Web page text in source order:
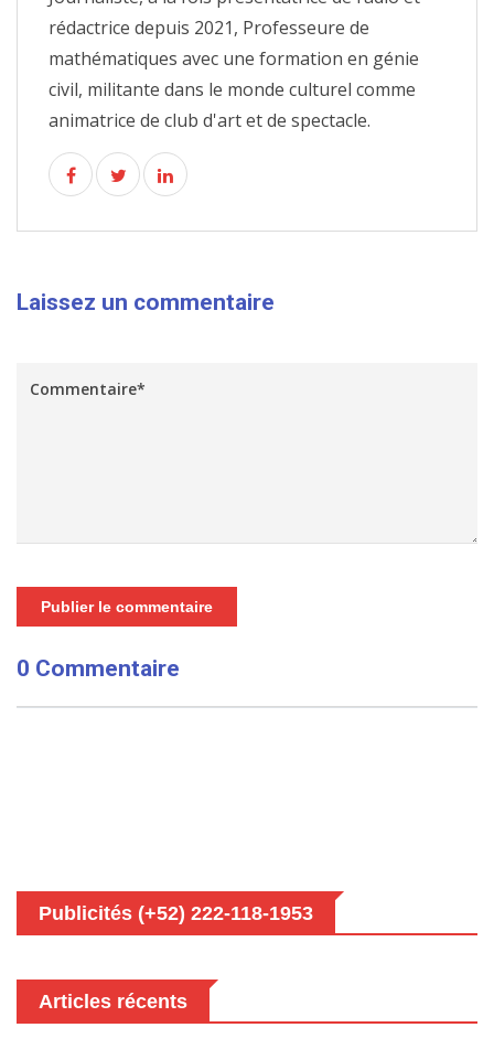
rédactrice depuis 2021, Professeure de
mathématiques avec une formation en génie
civil, militante dans le monde culturel comme
animatrice de club d'art et de spectacle.
Laissez un commentaire
Publier le commentaire
0 Commentaire
Publicités (+52) 222-118-1953
Articles récents